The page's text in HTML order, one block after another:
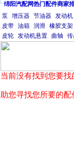
绵阳汽配网热门配件商家
泵
增压器 节油器 发动机
皮带 油箱 润滑 橡胶支架
皮轮 发动机悬置 曲轴
当前没有找到您要
助您寻找您所要的配